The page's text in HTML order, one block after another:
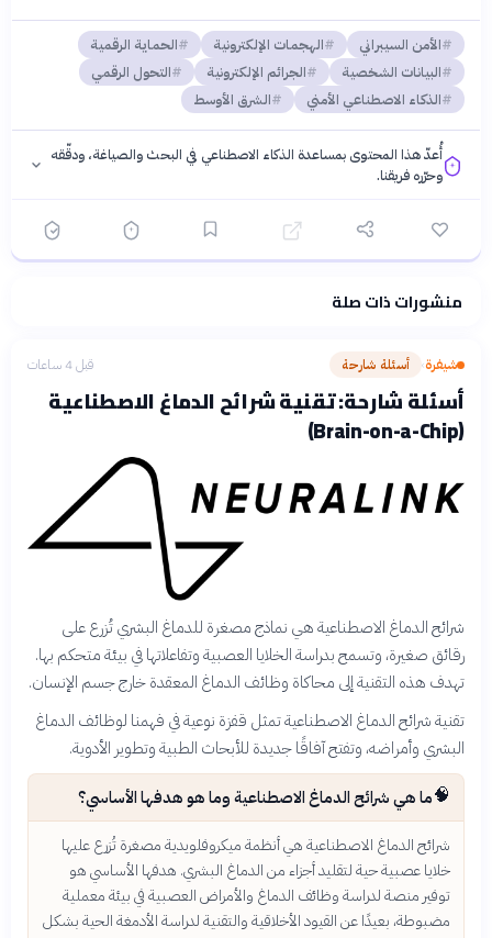
الأمن السيبراني الهجمات الإلكترونية
الحماية الرقمية
البيانات الشخصية
الجرائم الإلكترونية
التحول الرقمي
الذكاء الاصطناعي الأمني
الشرق الأوسط
أُعدّ هذا المحتوى بمساعدة الذكاء الاصطناعي في البحث والصياغة، ودقّقه
وحرّره فريقنا.
فلسفتنا المعرفية· سياسة الذكاء الاصطناعيمنشورات ذات صلة
شيفرة› أسئلة شارحة قبل 4 ساعات
أسئلة شارحة: تقنية شرائح الدماغ الاصطناعية
(Brain-on-a-Chip)
شرائح الدماغ الاصطناعية هي نماذج مصغرة للدماغ البشري تُزرع على
رقائق صغيرة، وتسمح بدراسة الخلايا العصبية وتفاعلاتها في بيئة متحكم بها.
تهدف هذه التقنية إلى محاكاة وظائف الدماغ المعقدة خارج جسم الإنسان.
تقنية شرائح الدماغ الاصطناعية تمثل قفزة نوعية في فهمنا لوظائف الدماغ
البشري وأمراضه، وتفتح آفاقًا جديدة للأبحاث الطبية وتطوير الأدوية.
🧠ما هي شرائح الدماغ الاصطناعية وما هو هدفها الأساسي؟
شرائح الدماغ الاصطناعية هي أنظمة ميكروفلويدية مصغرة تُزرع عليها
خلايا عصبية حية لتقليد أجزاء من الدماغ البشري. هدفها الأساسي هو
توفير منصة لدراسة وظائف الدماغ والأمراض العصبية في بيئة معملية
مضبوطة، بعيدًا عن القيود الأخلاقية والتقنية لدراسة الأدمغة الحية بشكل